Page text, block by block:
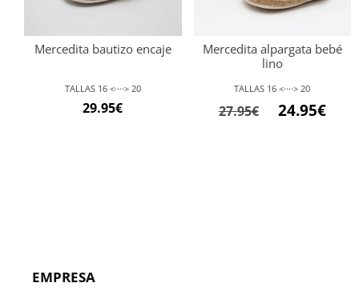
Mercedita bautizo encaje
TALLAS 16 <····> 20
29.95€
Mercedita alpargata bebé
lino
TALLAS 16 <····> 20
27.95€ 24.95€
EMPRESA